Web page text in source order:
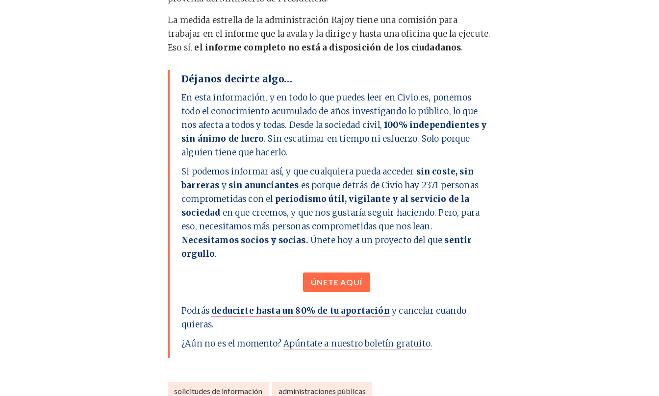
La medida estrella de la administración Rajoy tiene una comisión para
trabajar en el informe que la avala y la dirige y hasta una oficina que la ejecute.
Eso sí, el informe completo no está a disposición de los ciudadanos.
Déjanos decirte algo…
En esta información, y en todo lo que puedes leer en Civio.es, ponemos
todo el conocimiento acumulado de años investigando lo público, lo que
nos afecta a todos y todas. Desde la sociedad civil,100% independientes y
sin ánimo de lucro. Sin escatimar en tiempo ni esfuerzo. Solo porque
alguien tiene que hacerlo.
Si podemos informar así, y que cualquiera pueda acceder sin coste, sin
barreras y sin anunciantes es porque detrás de Civio hay 2371 personas
comprometidas con el periodismo útil, vigilante y al servicio de la
sociedad en que creemos, y que nos gustaría seguir haciendo. Pero, para
eso, necesitamos más personas comprometidas que nos lean.
Necesitamos socios y socias. Únete hoy a un proyecto del que sentir
orgullo.
ÚNETE AQUÍ
Podrás deducirte hasta un 80% de tu aportación y cancelar cuando
quieras.
¿Aún no es el momento? Apúntate a nuestro boletín gratuito.
solicitudes de información administraciones públicas